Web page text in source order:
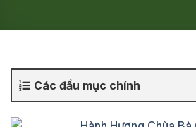
Các đầu mục chính